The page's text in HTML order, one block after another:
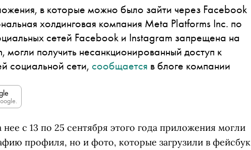
в которые можно было зайти через Facebook
холдинговая компания Meta Platforms Inc. по
сетей Facebook и Instagram запрещена на
могли получить несанкционированный доступ к
социальной сети, сообщается в блоге компании
с 13 по 25 сентября этого года приложения могли
профиля, но и фото, которые загрузили в фейсбук